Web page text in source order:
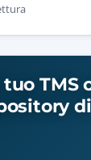
TMS
di